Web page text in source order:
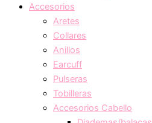
Accesorios
Aretes
Collares
Anillos
Earcuff
Pulseras
Tobilleras
Accesorios Cabello